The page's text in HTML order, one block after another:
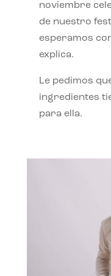
noviembre
de nuestro
esperamos
explica.
Le pedimos
ingredientes
para ella.